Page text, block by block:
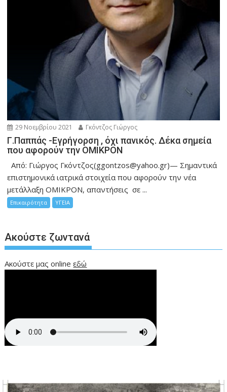
29 Νοεμβρίου 2021 Γκόντζος Γιώργος
Γ.Παππάς -Εγρήγορση , όχι πανικός. Δέκα σημεία
που αφορούν την ΟΜΙΚΡΟΝ
Από: Γιώργος Γκόντζος(ggontzos@yahoo.gr)— Σημαντικά
επιστημονικά ιατρικά στοιχεία που αφορούν την νέα
μετάλλαξη ΟΜΙΚΡΟΝ, απαντήσεις σε ...
Επικαιρότητα ΥΓΕΙΑ
Ακούστε ζωντανά
Ακούστε μας onlineεδώ